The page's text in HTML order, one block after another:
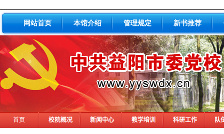
网站首页 本馆介绍 管理规定 新书推荐